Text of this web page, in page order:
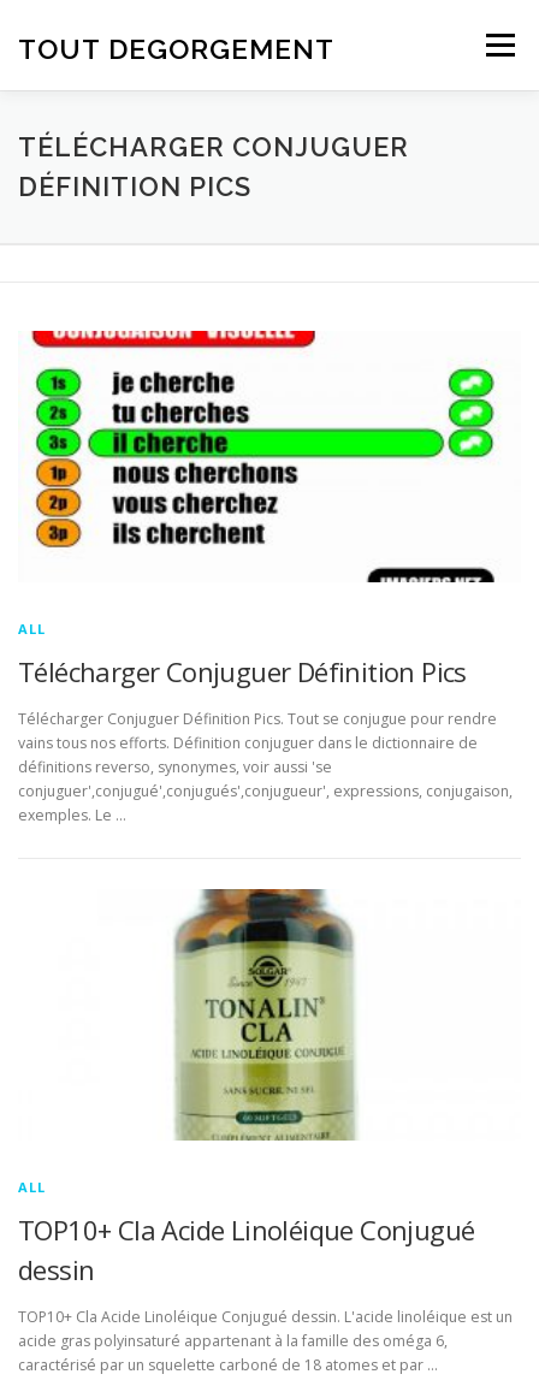
TOUT DEGORGEMENT Menu
TÉLÉCHARGER CONJUGUER
DÉFINITION PICS
ALL
Télécharger Conjuguer Définition Pics
Télécharger Conjuguer Définition Pics. Tout se conjugue pour rendre
vains tous nos efforts. Définition conjuguer dans le dictionnaire de
définitions reverso, synonymes, voir aussi 'se
conjuguer',conjugué',conjugués',conjugueur', expressions, conjugaison,
exemples. Le …
ALL
TOP10+ Cla Acide Linoléique Conjugué
dessin
TOP10+ Cla Acide Linoléique Conjugué dessin. L'acide linoléique est un
acide gras polyinsaturé appartenant à la famille des oméga 6,
caractérisé par un squelette carboné de 18 atomes et par …